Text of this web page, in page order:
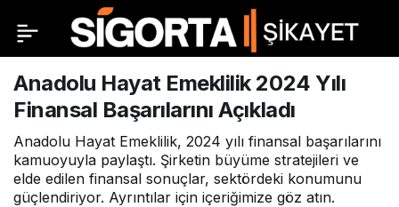
Anadolu Hayat Emeklilik 2024 Yılı
Finansal Başarılarını Açıkladı
Anadolu Hayat Emeklilik, 2024 yılı finansal başarılarını
kamuoyuyla paylaştı. Şirketin büyüme stratejileri ve
elde edilen finansal sonuçlar, sektördeki konumunu
güçlendiriyor. Ayrıntılar için içeriğimize göz atın.